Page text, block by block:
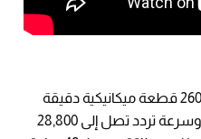
ويتألف هذا المحرك المعقد من 260 قطعة ميكانيكية دقيقة
و27 حجر ياقوت، ويعمل بكفاءة وسرعة تردد تصل إلى 28,800